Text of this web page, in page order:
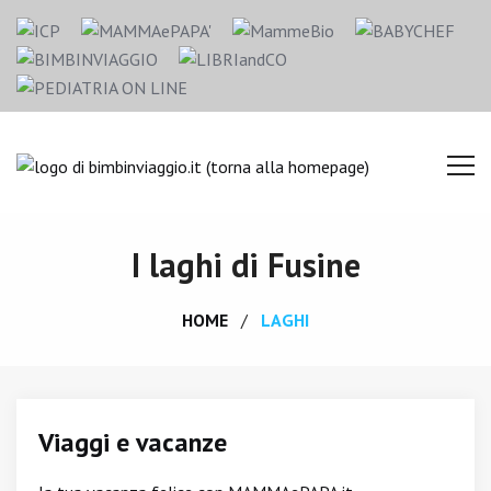
I laghi di Fusine
HOME LAGHI
Viaggi e vacanze